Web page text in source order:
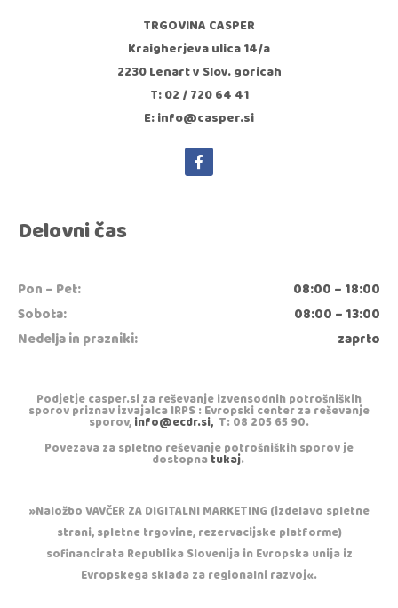
TRGOVINA CASPER
Kraigherjeva ulica 14/a
2230 Lenart v Slov. goricah
T: 02 / 720 64 41
E: info@casper.si
Delovni čas
Pon – Pet:
08:00 – 18:00
Sobota:
08:00 – 13:00
Nedelja in prazniki:
zaprto
Podjetje casper.si za reševanje izvensodnih potrošniških
sporov priznav izvajalca IRPS : Evropski center za reševanje
sporov,info@ecdr.si, T: 08 205 65 90.
Povezava za spletno reševanje potrošniških sporov je
dostopnatukaj.
»Naložbo VAVČER ZA DIGITALNI MARKETING (izdelavo spletne
strani, spletne trgovine, rezervacijske platforme)
sofinancirata Republika Slovenija in Evropska unija iz
Evropskega sklada za regionalni razvoj«.